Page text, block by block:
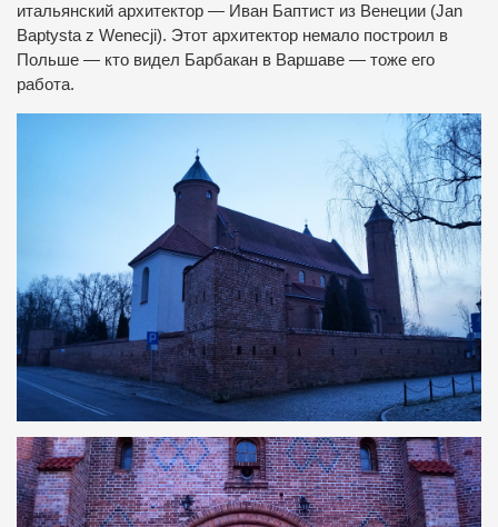
итальянский архитектор — Иван Баптист из Венеции (Jan
Baptysta z Wenecji). Этот архитектор немало построил в
Польше — кто видел Барбакан в Варшаве — тоже его
работа.